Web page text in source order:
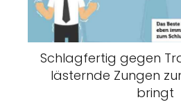
Schlagfertig gegen
lästernde Zungen
bringt